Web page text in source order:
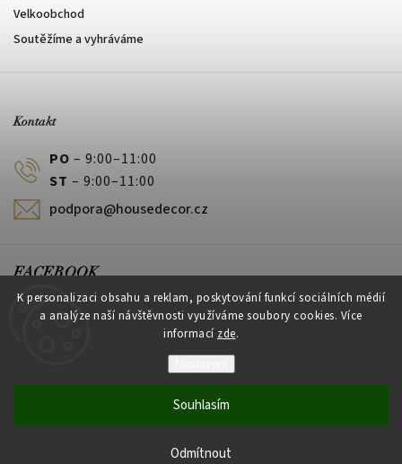
K personalizaci obsahu a reklam, poskytování funkcí sociálních médií
a analýze naší návštěvnosti využíváme soubory cookies. Více
informací zde.
Odmítnout
Souhlasím
Velkoobchod
Soutěžíme a vyhráváme
Kontakt
PO – 9:00–11:00
ST – 9:00–11:00
podpora@housedecor.cz
FACEBOOK
Vytvořil Shoptet